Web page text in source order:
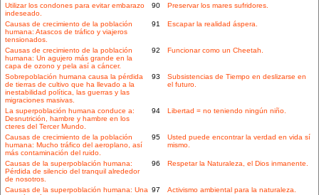
Utilizar los condones para evitar embarazo
indeseado.
90 Preservar los mares sufridores.
Causas de crecimiento de la población
humana: Atascos de tráfico y viajeros
tensionados.
91 Escapar la realidad áspera.
Causas de crecimiento de la población
humana: Un agujero más grande en la
capa de ozono y pela así a cáncer.
92 Funcionar como un Cheetah.
Sobrepoblación humana causa la pérdida
de tierras de cultivo que ha llevado a la
inestabilidad política, las guerras y las
migraciones masivas.
93
Subsistencias de Tiempo en deslizarse en
el futuro.
La superpoblación humana conduce a:
Desnutrición, hambre y hambre en los
cteres del Tercer Mundo.
94 Libertad = no teniendo ningún niño.
Causas de crecimiento de la población
humana: Mucho tráfico del aeroplano, así
más contaminación del ruido.
95
Usted puede encontrar la verdad en vida sí
mismo.
Causas de la superpoblación humana:
Pérdida de silencio del tranquil alrededor
de nosotros.
96 Respetar la Naturaleza, el Dios inmanente.
Causas de la superpoblación humana: Una 97 Activismo ambiental para la naturaleza.